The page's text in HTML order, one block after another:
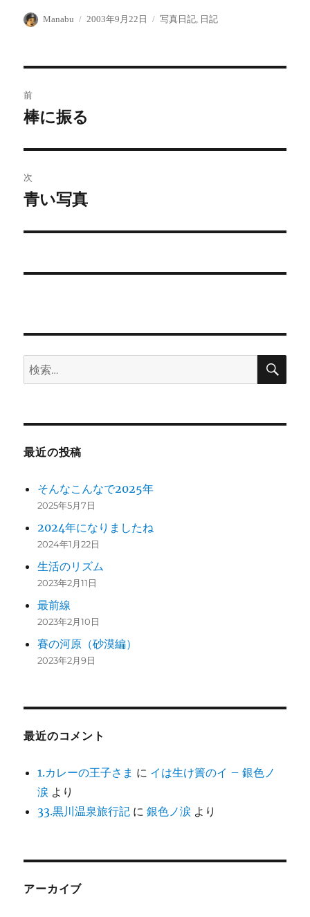
投
Manabu
投
2003年9月22日
カ
写真日記, 日記
稿
ビ
ゲ
ー
前
前
投
稿:
棒に振る
次
次
投
青い写真
検
索:
検
最近の投稿
そんなこんなで2025年
2025年5月7日
2024年になりましたね
2024年1月22日
生活のリズム
2023年2月11日
最前線
2023年2月10日
賽の河原（砂漠編）
2023年2月9日
最近のコメント
1.カレーの王子さま に イは生け簀のイ – 銀色ノ
涙 より
33.黒川温泉旅行記 に銀色ノ涙 より
アーカイブ